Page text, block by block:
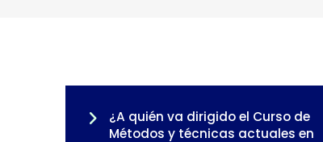
¿A quién va dirigido el Curso de
Métodos y técnicas actuales en